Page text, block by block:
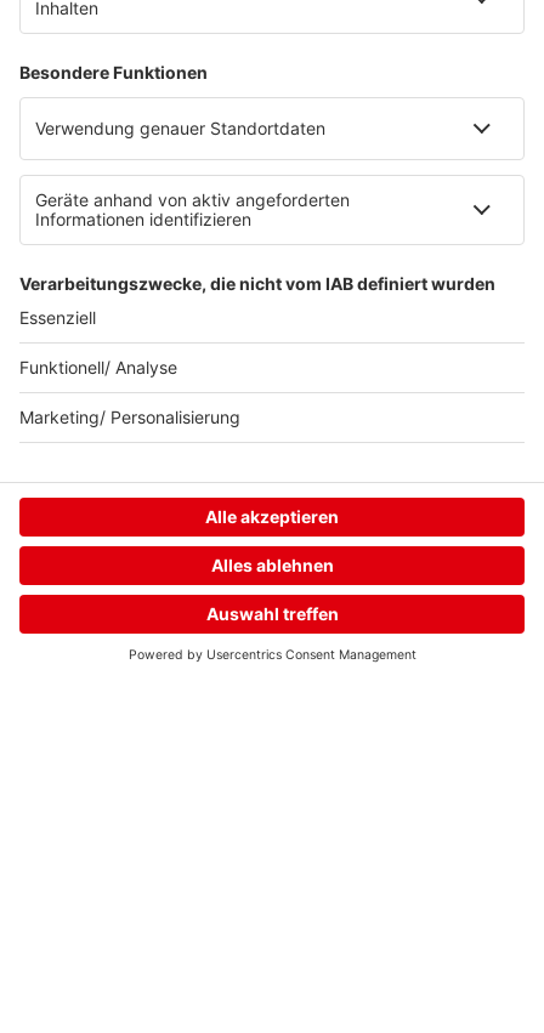
Home Streams Menü
Moderatoren buchen
Neuer. Besser.
delta.